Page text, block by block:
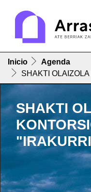
Inicio
Agenda
SHAKTI
SHAKTI